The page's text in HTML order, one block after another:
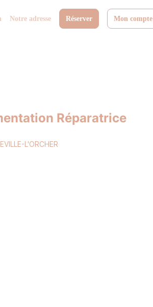
Réserver
Notre adresse Mon compte
Réparatrice
L'ORCHER